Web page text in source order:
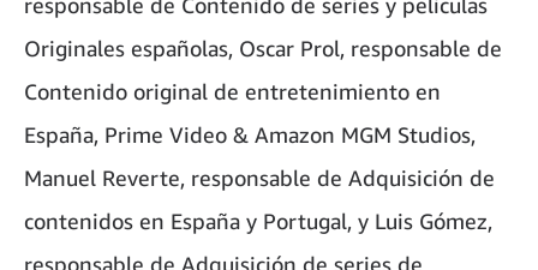
Originales españolas, Oscar Prol, responsable de
Contenido original de entretenimiento en
España, Prime Video & Amazon MGM Studios,
Manuel Reverte, responsable de Adquisición de
contenidos en España y Portugal, y Luis Gómez,
responsable de Adquisición de series de